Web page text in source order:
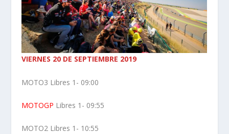
VIERNES 20 DE SEPTIEMBRE 2019
MOTO3 Libres 1- 09:00
MOTOGP Libres 1- 09:55
MOTO2 Libres 1- 10:55